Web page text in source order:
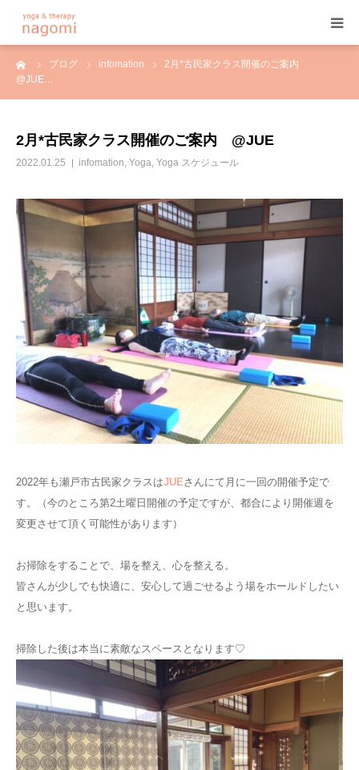
ブログ infomation
2月*古民家クラス開催のご案内
@JUE…
2月*古民家クラス開催のご案内 @JUE
2022.01.25 infomation, Yoga, Yoga スケジュール
2022年も瀬戸市古民家クラスはJUEさんにて月に一回の開催予定で
す。（今のところ第2土曜日開催の予定ですが、都合により開催週を
変更させて頂く可能性があります）
お掃除をすることで、場を整え、心を整える。
皆さんが少しでも快適に、安心して過ごせるよう場をホールドしたい
と思います。
掃除した後は本当に素敵なスペースとなります♡
HOME
ヨガ
ヨガセラピー
アーユルヴェーダ
プログラム&料金
ご予約
ブログ